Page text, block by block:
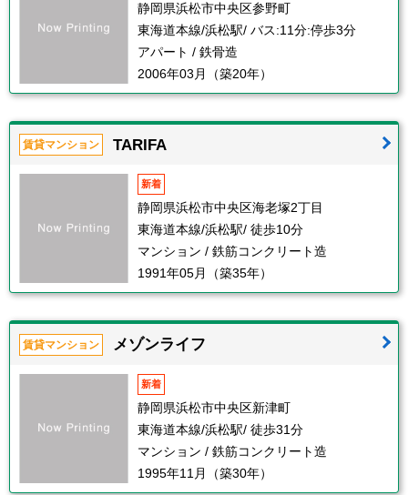
静岡県浜松市中央区参野町
東海道本線/浜松駅/ バス:11分:停歩3分
アパート / 鉄骨造
2006年03月（築20年）
賃貸マンション TARIFA
新着
静岡県浜松市中央区海老塚2丁目
東海道本線/浜松駅/ 徒歩10分
マンション / 鉄筋コンクリート造
1991年05月（築35年）
賃貸マンション メゾンライフ
新着
静岡県浜松市中央区新津町
東海道本線/浜松駅/ 徒歩31分
マンション / 鉄筋コンクリート造
1995年11月（築30年）